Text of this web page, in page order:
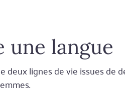
une langue
lignes de vie issues